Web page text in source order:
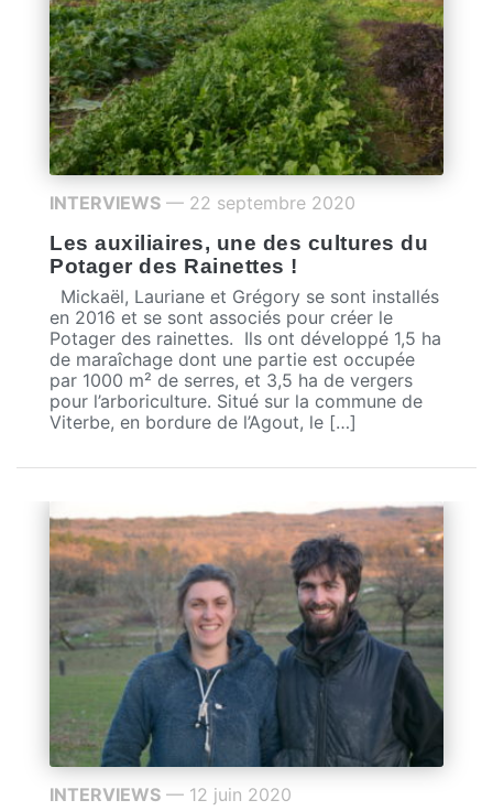
INTERVIEWS — 22 septembre 2020
Les auxiliaires, une des cultures du
Potager des Rainettes !
Mickaël, Lauriane et Grégory se sont installés
en 2016 et se sont associés pour créer le
Potager des rainettes. Ils ont développé 1,5 ha
de maraîchage dont une partie est occupée
par 1000 m² de serres, et 3,5 ha de vergers
pour l’arboriculture. Situé sur la commune de
Viterbe, en bordure de l’Agout, le […]
INTERVIEWS — 12 juin 2020